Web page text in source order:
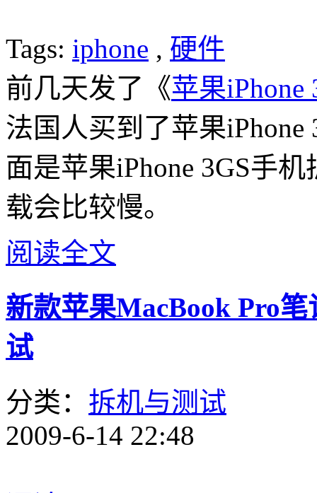
Tags: iphone , 硬件
前几天发了《苹果iPhone
法国人买到了苹果
面是苹果iPhone 3GS手
载会比较慢。
阅读全文
新款苹果MacBook Pro
试
分类： 拆机与测试
2009-6-14 22:48